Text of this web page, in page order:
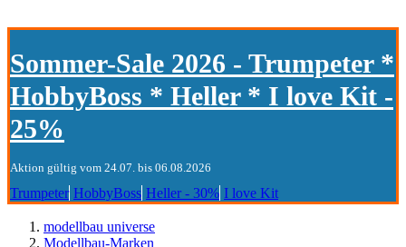
Sommer-Sale 2026 - Trumpeter *
HobbyBoss * Heller * I love Kit -
25%
Aktion gültig vom 24.07. bis 06.08.2026
Trumpeter HobbyBoss Heller - 30% I love Kit
modellbau universe
Modellbau-Marken